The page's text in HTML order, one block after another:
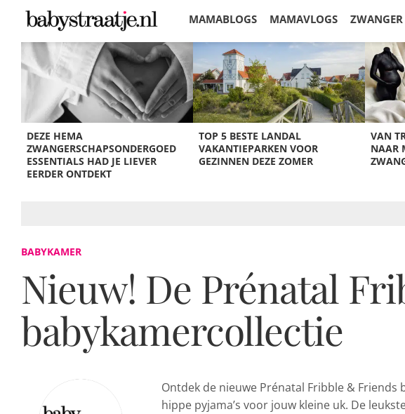
MAMABLOGS MAMAVLOGS ZWANGER
KORTINGEN
DEZE HEMA
ZWANGERSCHAPSONDERGOED
ESSENTIALS HAD JE LIEVER
EERDER ONTDEKT
TOP 5 BESTE LANDAL
VAKANTIEPARKEN VOOR
GEZINNEN DEZE ZOMER
VAN
NAAR
BABYKAMER
Nieuw! De Prénatal
babykamercollectie
Ontdek de nieuwe Prénatal Fribble & Friends
hippe pyjama’s voor jouw kleine uk. De